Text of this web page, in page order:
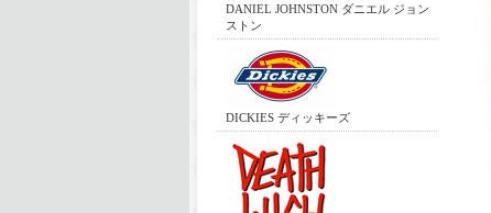
DANIEL JOHNSTON ダニエル ジョン
ストン
DICKIES ディッキーズ